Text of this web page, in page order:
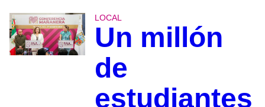
LOCAL
Un millón
de
estudiantes